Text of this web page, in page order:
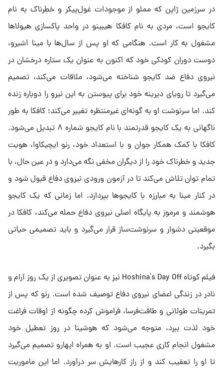
در سرزمین ژاپن که مملو از موجودات غول‌پیکر و خطرناک به نام
کایجو است، مردی به نام کافکا هیبینو در واحد پاکسازی هیولاها
مشغول به کار است. هنگامی که او پس از سال‌ها با مینا آشیرو،
دوست دوران کودکی خود که اکنون به عنوان یک ستاره درخشان در
نیروی دفاع ضد کایجو شناخته می‌شود، ملاقات می‌کند، تصمیم
می‌گیرد تا رویای دیرینه خود برای پیوستن به این نیرو را دوباره زنده
کند. اما سرنوشت او به گونه‌ای غیرمنتظره تغییر می‌کند؛ کافکا به طور
ناگهانی به یک کایجو قدرتمند با نام کایجو شماره ۸ تبدیل می‌شود.
کافکا با کمک همکار جوان و با استعداد خود، رنو ایچیکاوا، هویت
جدید و خطرناک خود را از دیگران مخفی نگه می‌دارد و در عین حال، با
تمام توان تلاش می‌کند تا در آزمون ورودی نیروی دفاع قبول شود و
در کنار مینا به مبارزه با کایجوها بپردازد. اما زمانی که یک کایجو
هوشمند و مرموز به پایگاه اصلی نیروی دفاع حمله می‌کند، کافکا در
موقعیتی دشوار و سرنوشت‌ساز قرار می‌گیرد و باید تصمیمی حیاتی
بگیرد.
فیلم کوتاه Hoshina’s Day Off نیز به عنوان تصویری از یک روز آرام و
نادر در زندگی اعضای نیروی دفاع توصیف شده است. رنو که پس از
تمرینات طولانی و طاقت‌فرسا، فراموش کرده چگونه از اوقات فراغت
خود لذت ببرد، متوجه می‌شود که هوشینا در روز تعطیل خود
مشغول انجام کاری عجیب است. او به همراه ایهارو تصمیم می‌گیرد
تا او را تعقیب کند و از راز کارهایش سر درآورد. اما این ماموریت